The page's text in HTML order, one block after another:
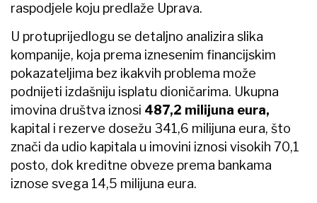
raspodjele koju predlaže Uprava.
U protuprijedlogu se detaljno analizira slika
kompanije, koja prema iznesenim financijskim
pokazateljima bez ikakvih problema može
podnijeti izdašniju isplatu dioničarima. Ukupna
imovina društva iznosi 487,2 milijuna eura,
kapital i rezerve dosežu 341,6 milijuna eura, što
znači da udio kapitala u imovini iznosi visokih 70,1
posto, dok kreditne obveze prema bankama
iznose svega 14,5 milijuna eura.